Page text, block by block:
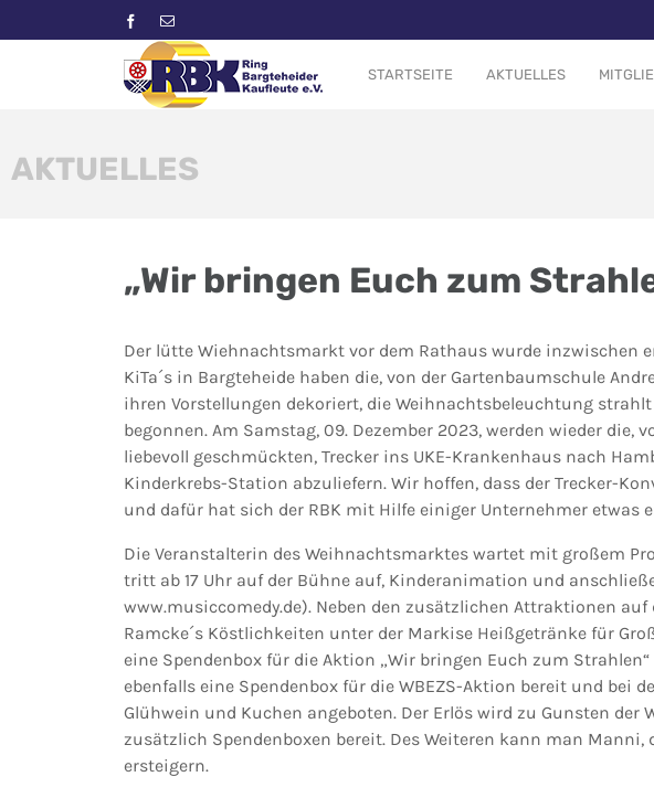
STARTSEITE AKTUELLES
AKTUELLES
„Wir bringen Euch zum
Der lütte Wiehnachtsmarkt vor dem Rathaus wurde inzwischen
KiTa´s in Bargteheide haben die, von der Gartenbaumschule
ihren Vorstellungen dekoriert, die Weihnachtsbeleuchtung
begonnen. Am Samstag, 09. Dezember 2023, werden wieder die,
liebevoll geschmückten, Trecker ins UKE-Krankenhaus nach
Kinderkrebs-Station abzuliefern. Wir hoffen, dass der Trecker-
und dafür hat sich der RBK mit Hilfe einiger Unternehmer etwas
Die Veranstalterin des Weihnachtsmarktes wartet mit großem
tritt ab 17 Uhr auf der Bühne auf, Kinderanimation und
www.musiccomedy.de). Neben den zusätzlichen Attraktionen
Ramcke´s Köstlichkeiten unter der Markise Heißgetränke für
eine Spendenbox für die Aktion „Wir bringen Euch zum
ebenfalls eine Spendenbox für die WBEZS-Aktion bereit und bei
Glühwein und Kuchen angeboten. Der Erlös wird zu Gunsten der
zusätzlich Spendenboxen bereit. Des Weiteren kann man Manni,
ersteigern.